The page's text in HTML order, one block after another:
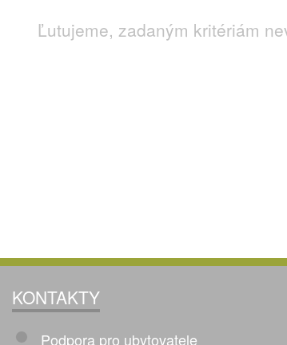
Ľutujeme, zadaným kritériám
KONTAKTY
Podpora pro ubytovatele